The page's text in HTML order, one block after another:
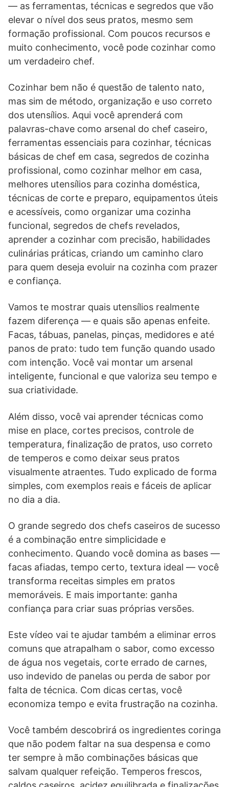
— as ferramentas, técnicas e segredos que vão
elevar o nível dos seus pratos, mesmo sem
formação profissional. Com poucos recursos e
muito conhecimento, você pode cozinhar como
um verdadeiro chef.
Cozinhar bem não é questão de talento nato,
mas sim de método, organização e uso correto
dos utensílios. Aqui você aprenderá com
palavras-chave como arsenal do chef caseiro,
ferramentas essenciais para cozinhar, técnicas
básicas de chef em casa, segredos de cozinha
profissional, como cozinhar melhor em casa,
melhores utensílios para cozinha doméstica,
técnicas de corte e preparo, equipamentos úteis
e acessíveis, como organizar uma cozinha
funcional, segredos de chefs revelados,
aprender a cozinhar com precisão, habilidades
culinárias práticas, criando um caminho claro
para quem deseja evoluir na cozinha com prazer
e confiança.
Vamos te mostrar quais utensílios realmente
fazem diferença — e quais são apenas enfeite.
Facas, tábuas, panelas, pinças, medidores e até
panos de prato: tudo tem função quando usado
com intenção. Você vai montar um arsenal
inteligente, funcional e que valoriza seu tempo e
sua criatividade.
Além disso, você vai aprender técnicas como
mise en place, cortes precisos, controle de
temperatura, finalização de pratos, uso correto
de temperos e como deixar seus pratos
visualmente atraentes. Tudo explicado de forma
simples, com exemplos reais e fáceis de aplicar
no dia a dia.
O grande segredo dos chefs caseiros de sucesso
é a combinação entre simplicidade e
conhecimento. Quando você domina as bases —
facas afiadas, tempo certo, textura ideal — você
transforma receitas simples em pratos
memoráveis. E mais importante: ganha
confiança para criar suas próprias versões.
Este vídeo vai te ajudar também a eliminar erros
comuns que atrapalham o sabor, como excesso
de água nos vegetais, corte errado de carnes,
uso indevido de panelas ou perda de sabor por
falta de técnica. Com dicas certas, você
economiza tempo e evita frustração na cozinha.
Você também descobrirá os ingredientes coringa
que não podem faltar na sua despensa e como
ter sempre à mão combinações básicas que
salvam qualquer refeição. Temperos frescos,